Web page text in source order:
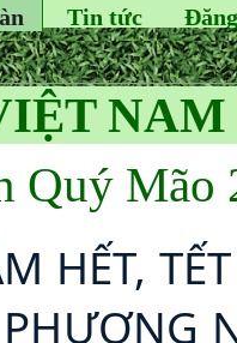
Tin tức
Quý Mão
HẾT,